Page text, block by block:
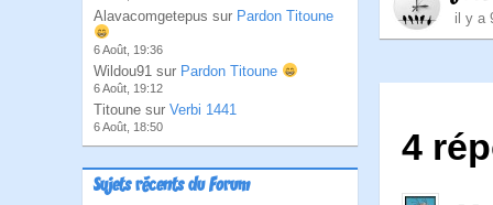
Alavacomgetepus sur Pardon Titoune
6 Août, 19:36
Wildou91 sur Pardon Titoune
6 Août, 19:12
Titoune sur Verbi 1441
6 Août, 18:50
Sujets récents du Forum
il y a
4